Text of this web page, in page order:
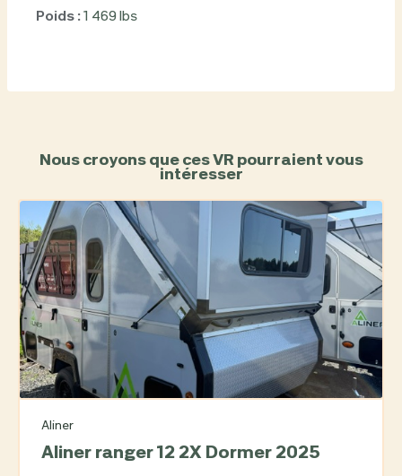
Poids :1 469 lbs
Nous croyons que ces VR pourraient vous
intéresser
Aliner
Aliner ranger 12 2X Dormer 2025